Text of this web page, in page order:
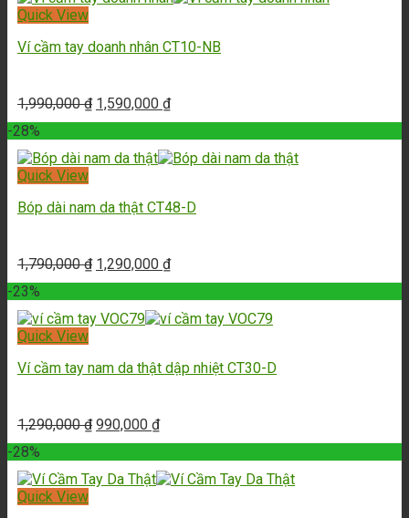
Quick View
Ví cầm tay doanh nhân CT10-NB
1,990,000₫ 1,590,000 ₫
-28%
Quick View
Bóp dài nam da thật CT48-D
1,790,000₫ 1,290,000 ₫
-23%
Quick View
Ví cầm tay nam da thật dập nhiệt CT30-D
1,290,000₫ 990,000 ₫
-28%
Quick View